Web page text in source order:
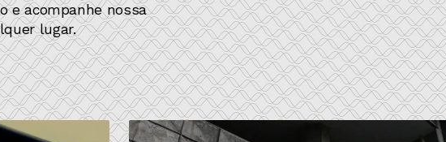
e acompanhe nossa
lugar.